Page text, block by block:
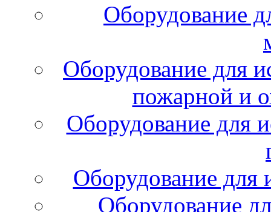
Оборудование
Оборудование для
пожарной и
Оборудование для
Оборудование для
Оборудование